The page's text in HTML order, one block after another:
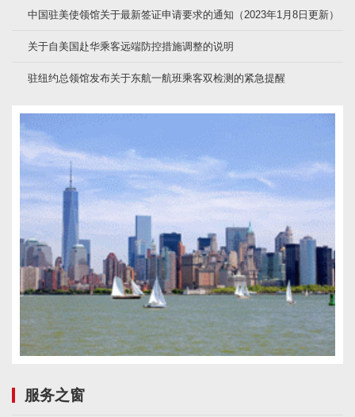
中国驻美使领馆关于最新签证申请要求的通知（2023年1月8日更新）
关于自美国赴华乘客远端防控措施调整的说明
驻纽约总领馆发布关于东航一航班乘客双检测的紧急提醒
服务之窗